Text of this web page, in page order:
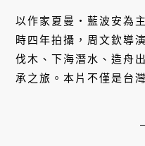
以作家夏曼・藍波安為
時四年拍攝，周文欽導
伐木、下海潛水、造舟
承之旅。本片不僅是台